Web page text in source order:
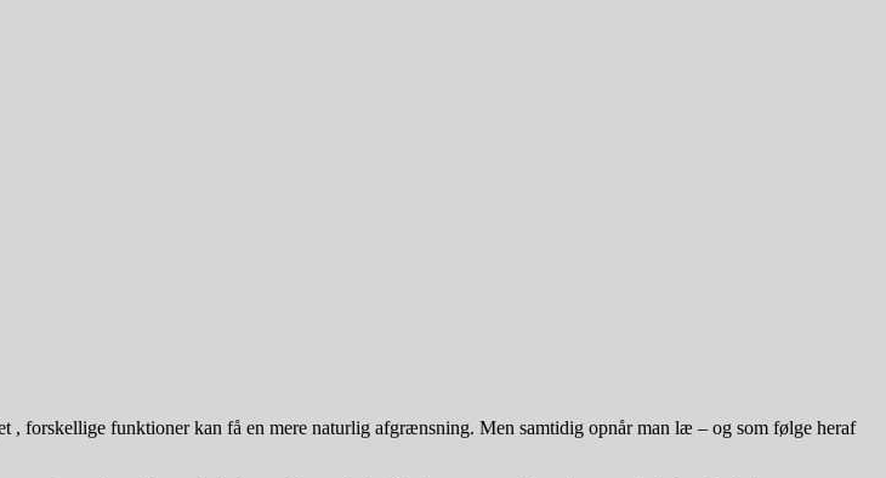
, forskellige funktioner kan få en mere naturlig afgrænsning. Men samtidig opnår man læ – og som følge heraf